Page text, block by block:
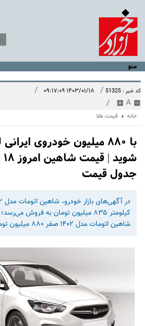
منو
کد خبر : 51325 / ۱۴۰۳/۰۱/۱۸ ۰۹:۱۷:۰۹ /
A
/
خانه قیمت طلا
با ۸۸۰ میلیون خودروی
جدول قیمت
کیلومتر ۸۳۵ میلیون تومان به فروش
شاهین اتومات مدل ۱۴۰۲ صفر ۸۸۰ میلیون تومان قیمت خورده است.